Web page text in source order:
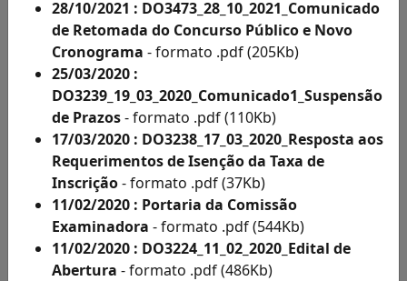
Deficientes
por
Ano
Inscritos
Como
Deficientes
por
Ano
Solicitação
de
Condição
Especial
28/10/2021 : DO3473_28_10_2021_Comunicado
de Retomada do Concurso Público e Novo
Cronograma - formato .pdf (205Kb)
25/03/2020 :
DO3239_19_03_2020_Comunicado1_Suspensão
de Prazos- formato .pdf (110Kb)
17/03/2020 : DO3238_17_03_2020_Resposta aos
Requerimentos de Isenção da Taxa de
Inscrição- formato .pdf (37Kb)
11/02/2020 : Portaria da Comissão
Examinadora - formato .pdf (544Kb)
11/02/2020 : DO3224_11_02_2020_Edital de
Abertura - formato .pdf (486Kb)